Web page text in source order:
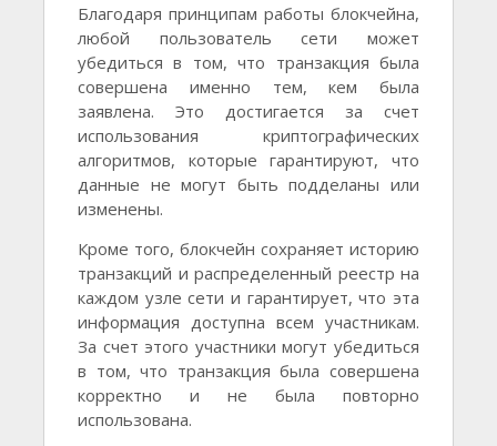
Благодаря принципам работы блокчейна,
любой пользователь сети может
убедиться в том, что транзакция была
совершена именно тем, кем была
заявлена. Это достигается за счет
использования криптографических
алгоритмов, которые гарантируют, что
данные не могут быть подделаны или
изменены.
Кроме того, блокчейн сохраняет историю
транзакций и распределенный реестр на
каждом узле сети и гарантирует, что эта
информация доступна всем участникам.
За счет этого участники могут убедиться
в том, что транзакция была совершена
корректно и не была повторно
использована.